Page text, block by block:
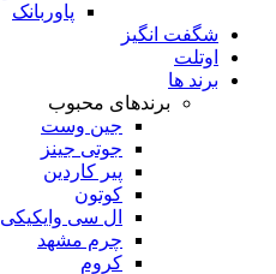
پاوربانک
شگفت انگیز
اوتلت
برند ها
برندهای محبوب
جین وست
جوتی جینز
پیر کاردین
کوتون
ال سی وایکیکی
چرم مشهد
کروم